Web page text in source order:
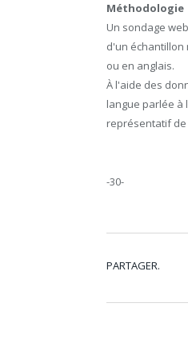
Méthodologie
Un sondage
d'un échantillon
ou en anglais.
À l'aide des
langue parlée à
représentatif
-30-
PARTAGER.